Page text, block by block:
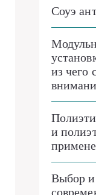
Соуэ
из чего
и
Выбор и